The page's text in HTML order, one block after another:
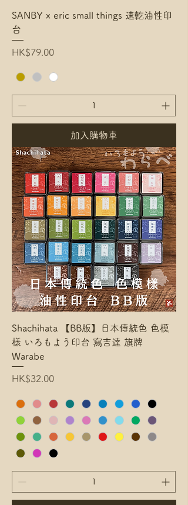
SANBY x eric small things 速亁油性印
台
Price
HK$79.00
加入購物車
Shachihata 【BB版】日本傳統色 色模
樣 いろもよう印台 寫吉達 旗牌
Warabe
Price
HK$32.00